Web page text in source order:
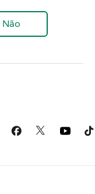
Não